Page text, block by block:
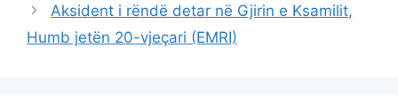
Aksident i rëndë detar në Gjirin e Ksamilit,
Humb jetën 20-vjeçari (EMRI)